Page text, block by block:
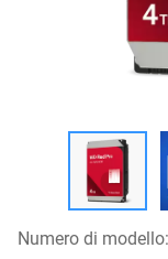
Numero di modello: